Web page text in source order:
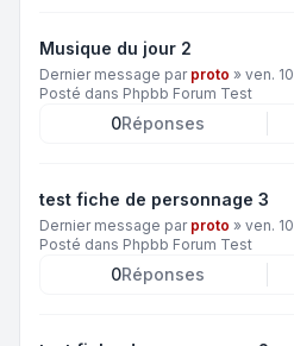
Musique du jour 2
Dernier message par proto » ven.
Posté dans Phpbb Forum Test
0Réponses
test fiche de personnage 3
Dernier message par proto » ven.
Posté dans Phpbb Forum Test
0Réponses